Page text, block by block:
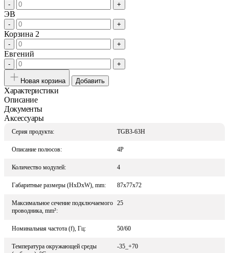
- +
ЭВ
- +
Корзина 2
- +
Евгений
- +
Новая корзина Добавить
Характеристики
Описание
Документы
Аксессуары
Серия продукта: TGB3-63H
Описание полюсов: 4P
Количество модулей: 4
Габаритные размеры (HxDxW), mm: 87x77x72
Максимальное сечение подключаемого
проводника, mm²:
25
Номинальная частота (f), Гц: 50/60
Температура окружающей среды
-35_+70